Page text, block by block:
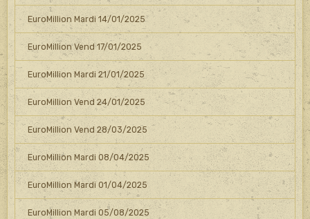
EuroMillion Mardi 14/01/2025
EuroMillion Vend 17/01/2025
EuroMillion Mardi 21/01/2025
EuroMillion Vend 24/01/2025
EuroMillion Vend 28/03/2025
EuroMillion Mardi 08/04/2025
EuroMillion Mardi 01/04/2025
EuroMillion Mardi 05/08/2025